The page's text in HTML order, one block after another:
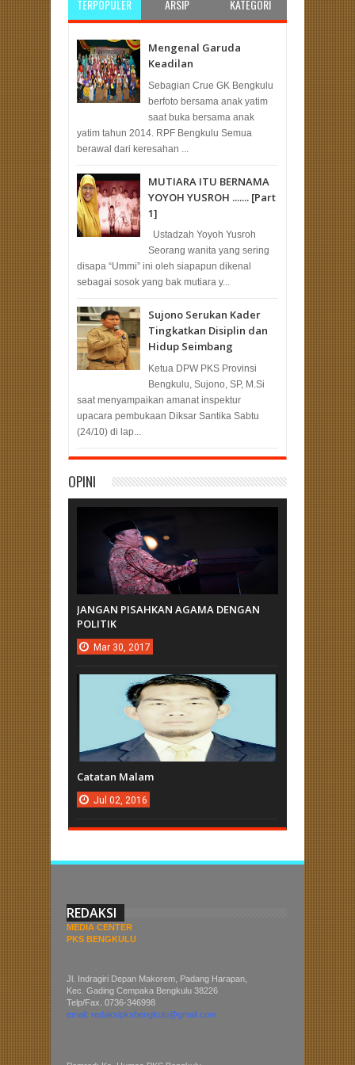
TERPOPULER ARSIP KATEGORI
Mengenal Garuda
Keadilan
Sebagian Crue GK Bengkulu
berfoto bersama anak yatim
saat buka bersama anak
yatim tahun 2014. RPF Bengkulu Semua
berawal dari keresahan ...
MUTIARA ITU BERNAMA
YOYOH YUSROH ....... [Part
1]
Ustadzah Yoyoh Yusroh
Seorang wanita yang sering
disapa “Ummi” ini oleh siapapun dikenal
sebagai sosok yang bak mutiara y...
Sujono Serukan Kader
Tingkatkan Disiplin dan
Hidup Seimbang
Ketua DPW PKS Provinsi
Bengkulu, Sujono, SP, M.Si
saat menyampaikan amanat inspektur
upacara pembukaan Diksar Santika Sabtu
(24/10) di lap...
OPINI
JANGAN PISAHKAN AGAMA DENGAN
POLITIK
Mar 30, 2017
Catatan Malam
Jul 02, 2016
REDAKSI
MEDIA CENTER
PKS BENGKULU
Jl. Indragiri Depan Makorem, Padang Harapan,
Kec. Gading Cempaka Bengkulu 38226
Telp/Fax. 0736-346998
email: redaksipksbengkulu@gmail.com